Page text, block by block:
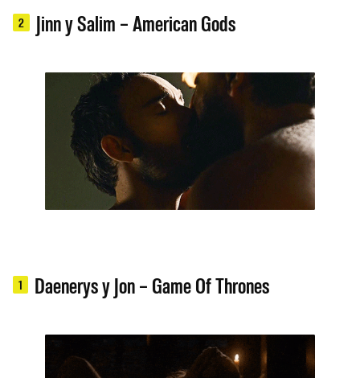
2 Jinn y Salim – American Gods
1 Daenerys y Jon – Game Of Thrones